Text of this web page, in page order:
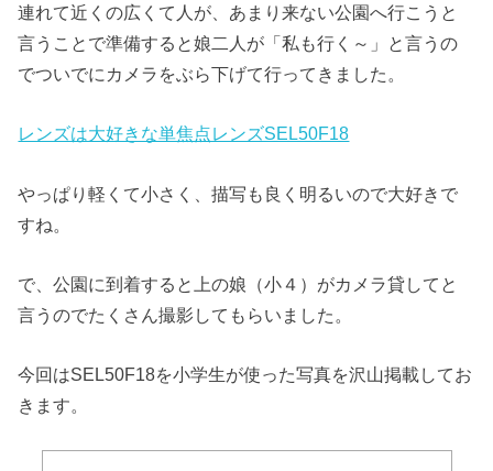
連れて近くの広くて人が、あまり来ない公園へ行こうと
言うことで準備すると娘二人が「私も行く～」と言うの
でついでにカメラをぶら下げて行ってきました。
レンズは大好きな単焦点レンズSEL50F18
やっぱり軽くて小さく、描写も良く明るいので大好きで
すね。
で、公園に到着すると上の娘（小４）がカメラ貸してと
言うのでたくさん撮影してもらいました。
今回はSEL50F18を小学生が使った写真を沢山掲載してお
きます。